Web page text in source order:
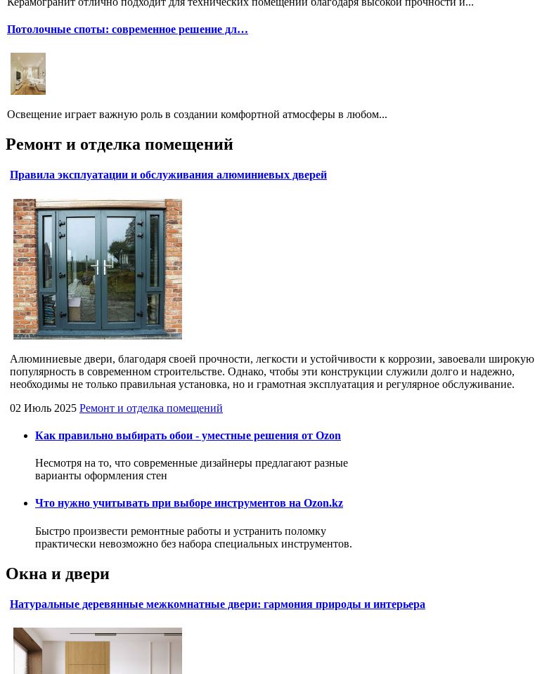
Потолочные споты: современное решение дл…
Освещение играет важную роль в создании комфортной атмосферы в любом...
Ремонт и отделка помещений
Правила эксплуатации и обслуживания алюминиевых дверей
Алюминиевые двери, благодаря своей прочности, легкости и устойчивости к коррозии, завоевали широкую
популярность в современном строительстве. Однако, чтобы эти конструкции служили долго и надежно,
необходимы не только правильная установка, но и грамотная эксплуатация и регулярное обслуживание.
02 Июль 2025 Ремонт и отделка помещений
Как правильно выбирать обои - уместные решения от Ozon
Несмотря на то, что современные дизайнеры предлагают разные
варианты оформления стен
Что нужно учитывать при выборе инструментов на Ozon.kz
Быстро произвести ремонтные работы и устранить поломку
практически невозможно без набора специальных инструментов.
Окна и двери
Натуральные деревянные межкомнатные двери: гармония природы и интерьера